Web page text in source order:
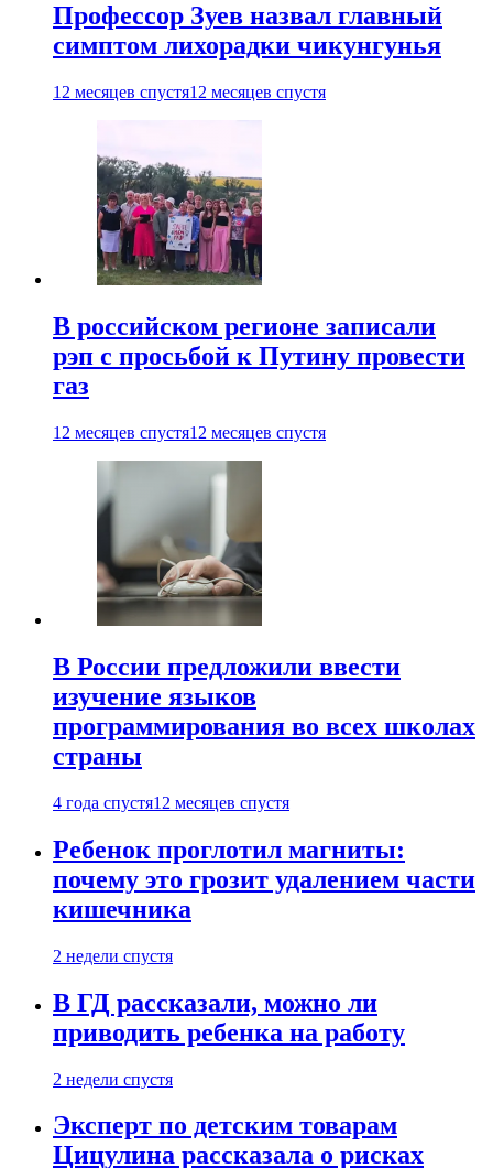
Профессор Зуев назвал главный
симптом лихорадки чикунгунья
12 месяцев спустя12 месяцев спустя
В российском регионе записали
рэп с просьбой к Путину провести
газ
12 месяцев спустя12 месяцев спустя
В России предложили ввести
изучение языков
программирования во всех школах
страны
4 года спустя12 месяцев спустя
Ребенок проглотил магниты:
почему это грозит удалением части
кишечника
2 недели спустя
В ГД рассказали, можно ли
приводить ребенка на работу
2 недели спустя
Эксперт по детским товарам
Цицулина рассказала о рисках